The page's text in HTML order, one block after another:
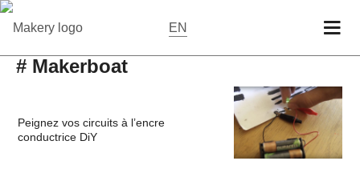
EN
# Makerboat
Peignez vos circuits à l’encre
conductrice DiY